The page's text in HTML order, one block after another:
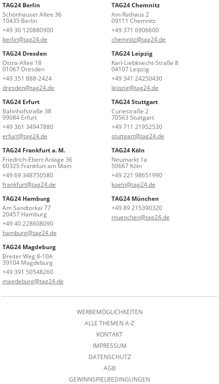
TAG24 Berlin
Schönhauser Allee 36
10435 Berlin
+49 30 120880900
berlin@tag24.de
TAG24 Chemnitz
Am Rathaus 2
09111 Chemnitz
+49 371 6906600
chemnitz@tag24.de
TAG24 Dresden
Ostra-Allee 18
01067 Dresden
+49 351 888-2424
dresden@tag24.de
TAG24 Leipzig
Karl-Liebknecht-Straße 8
04107 Leipzig
+49 341 24250430
leipzig@tag24.de
TAG24 Erfurt
Bahnhofstraße 38
99084 Erfurt
+49 361 34947880
erfurt@tag24.de
TAG24 Stuttgart
Curiestraße 2
70563 Stuttgart
+49 711 21952530
stuttgart@tag24.de
TAG24 Frankfurt a. M.
Friedrich-Ebert-Anlage 36
60325 Frankfurt am Main
+49 69 348750580
frankfurt@tag24.de
TAG24 Köln
Neumarkt 1a
50667 Köln
+49 221 98651990
koeln@tag24.de
TAG24 Hamburg
Am Sandtorkai 77
20457 Hamburg
+49 40 228608090
hamburg@tag24.de
TAG24 München
+49 89 215390320
muenchen@tag24.de
TAG24 Magdeburg
Breiter Weg 8-10A
39104 Magdeburg
+49 391 50548260
magdeburg@tag24.de
WERBEMÖGLICHKEITEN
ALLE THEMEN A-Z
KONTAKT
IMPRESSUM
DATENSCHUTZ
AGB
GEWINNSPIELBEDINGUNGEN